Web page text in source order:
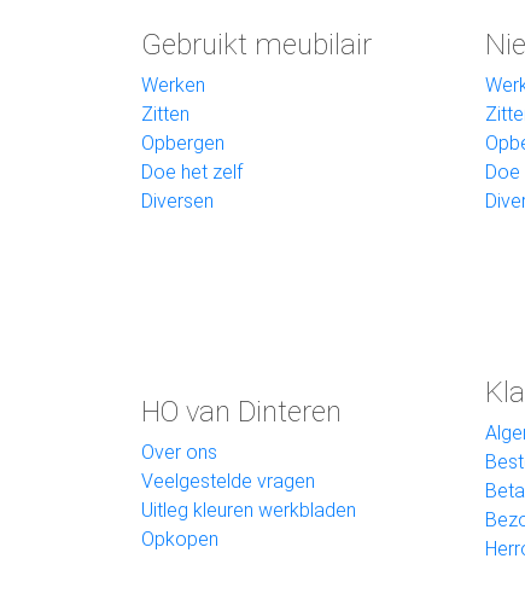
Gebruikt meubilair
Werken
Zitten
Opbergen
Doe het zelf
Diversen
HO van Dinteren
Over ons
Veelgestelde vragen
Uitleg kleuren werkbladen
Opkopen